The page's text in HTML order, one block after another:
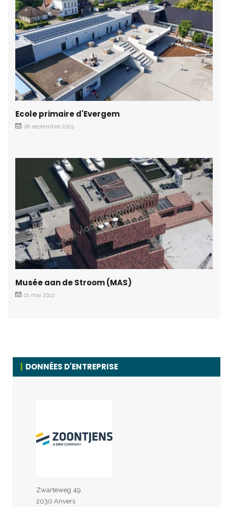
Ecole primaire d'Evergem
08 septembre 2025
Musée aan de Stroom (MAS)
01 mai 2022
DONNÉES D'ENTREPRISE
Zwarteweg 49
2030 Anvers